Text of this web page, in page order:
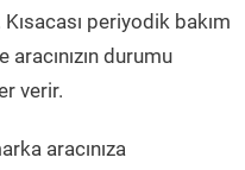
periyodik bakım
durumu
verir.
aracınıza